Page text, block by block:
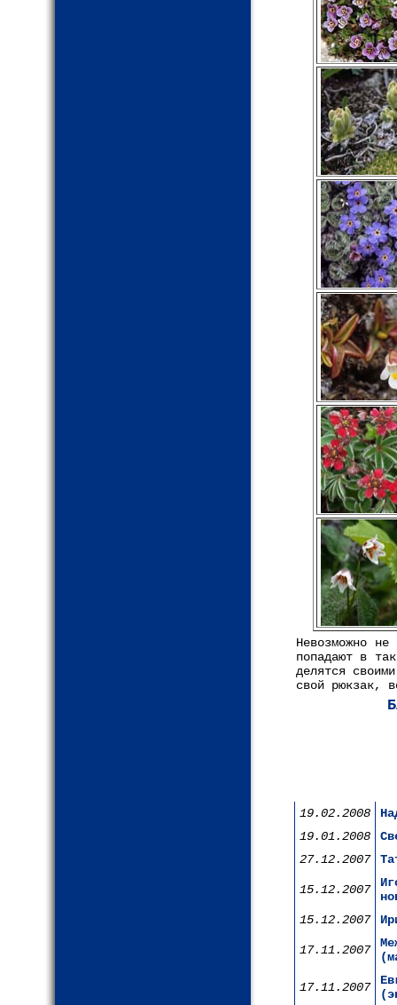
Невозможно не
попадают в
делятся
свой рюкзак,
19.02.2008
19.01.2008
27.12.2007
15.12.2007
15.12.2007
17.11.2007
17.11.2007